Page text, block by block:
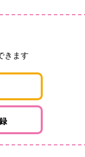
きます